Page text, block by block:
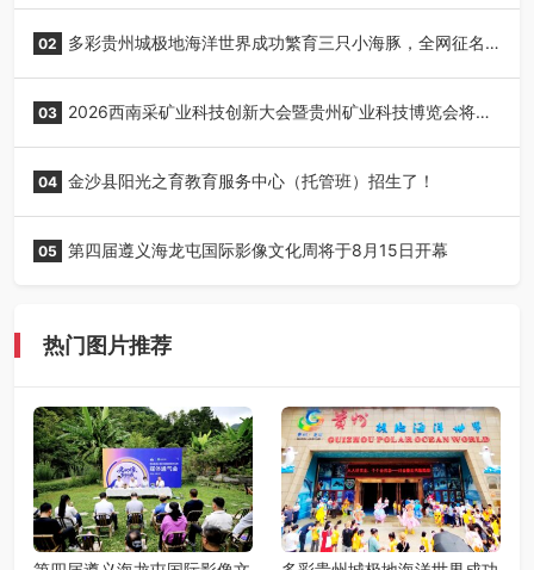
02 多彩贵州城极地海洋世界成功繁育三只小海豚，全网征名
03 2026西南采矿业科技创新大会暨贵州矿业科技博览会将在
04 金沙县阳光之育教育服务中心（托管班）招生了！
05 第四届遵义海龙屯国际影像文化周将于8月15日开幕
热门图片推荐